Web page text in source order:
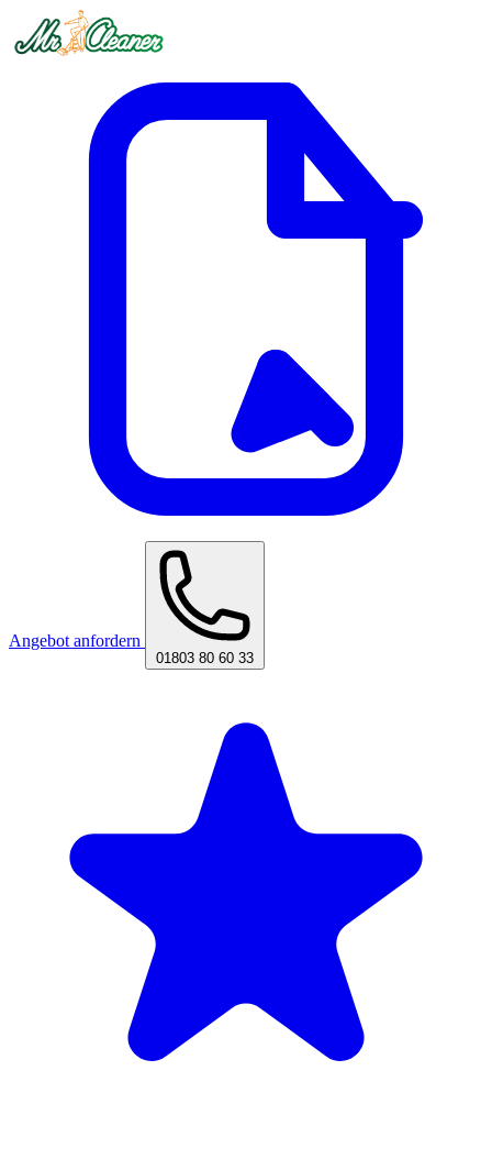
Angebot anfordern
01803 80 60 33